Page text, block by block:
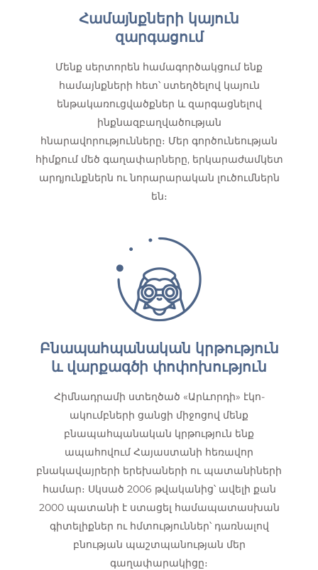
Համայնքների կայուն
զարգացում
Մենք սերտորեն համագործակցում ենք
համայնքների հետ՝ ստեղծելով կայուն
ենթակառուցվածքներ և զարգացնելով
ինքնազբաղվածության
հնարավորությունները։ Մեր գործունեության
հիմքում մեծ գաղափարները, երկարաժամկետ
արդյունքներն ու նորարարական լուծումներն
են։
Բնապահպանական կրթություն
և վարքագծի փոփոխություն
Հիմնադրամի ստեղծած «Արևորդի» էկո-
ակումբների ցանցի միջոցով մենք
բնապահպանական կրթություն ենք
ապահովում Հայաստանի հեռավոր
բնակավայրերի երեխաների ու պատանիների
համար։ Սկսած 2006 թվականից՝ ավելի քան
2000 պատանի է ստացել համապատասխան
գիտելիքներ ու հմտություններ՝ դառնալով
բնության պաշտպանության մեր
գաղափարակիցը։